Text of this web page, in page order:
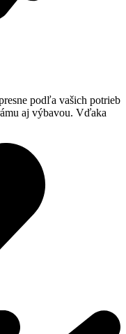
podľa vašich potrieb
aj výbavou. Vďaka